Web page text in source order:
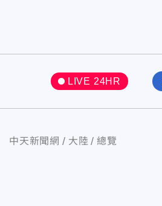
LIVE 24HR
中天新聞網 大陸 總覽